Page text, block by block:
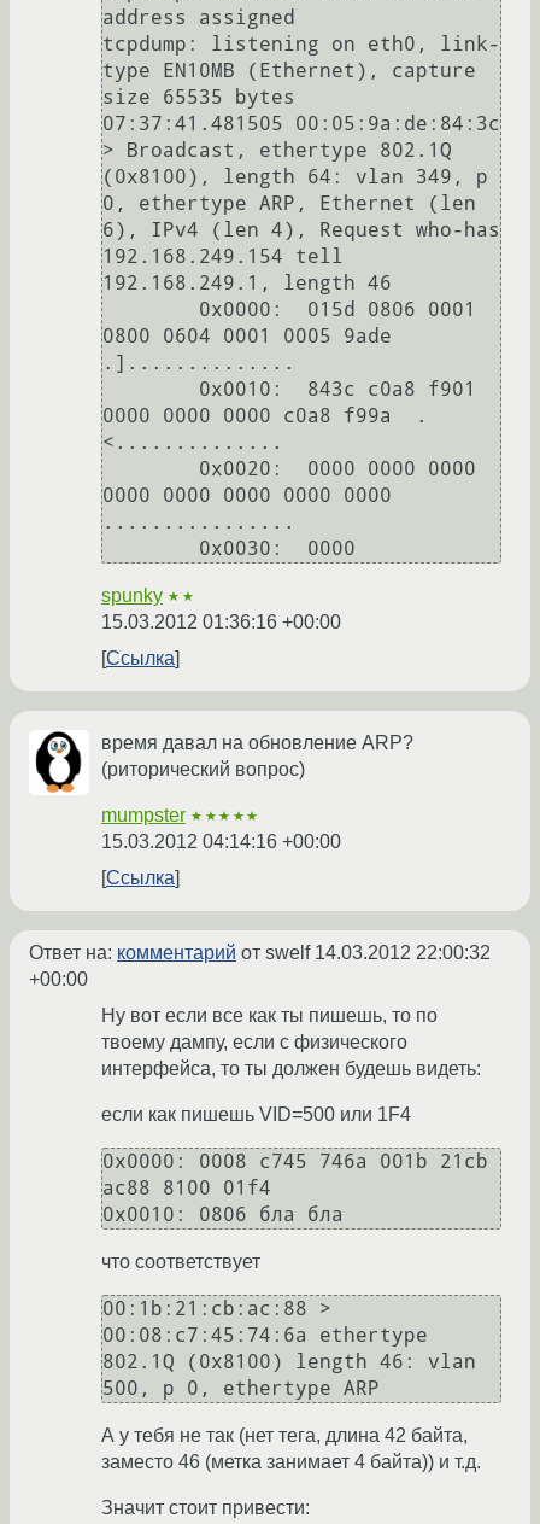
address assigned
tcpdump: listening on eth0, link-
type EN10MB (Ethernet), capture
size 65535 bytes
07:37:41.481505 00:05:9a:de:84:3c
> Broadcast, ethertype 802.1Q
(0x8100), length 64: vlan 349, p
0, ethertype ARP, Ethernet (len
6), IPv4 (len 4), Request who-has
192.168.249.154 tell
192.168.249.1, length 46
0800 0604 0001 0005 9ade
.]..............
0000 0000 0000 c0a8 f99a  .
<..............
0000 0000 0000 0000 0000
................
        0x0030:  0000
spunky ★★
15.03.2012 01:36:16 +00:00
Ссылка
время давал на обновление ARP?
(риторический вопрос)
mumpster ★★★★★
15.03.2012 04:14:16 +00:00
Ссылка
Ответ на: комментарий от swelf 14.03.2012 22:00:32
+00:00
Ну вот если все как ты пишешь, то по
твоему дампу, если с физического
интерфейса, то ты должен будешь видеть:
если как пишешь VID=500 или 1F4
0x0000: 0008 c745 746a 001b 21cb
ac88 8100 01f4
0x0010: 0806 бла бла
что соответствует
00:1b:21:cb:ac:88 >
00:08:c7:45:74:6a ethertype
802.1Q (0x8100) length 46: vlan
500, p 0, ethertype ARP
А у тебя не так (нет тега, длина 42 байта,
заместо 46 (метка занимает 4 байта)) и т.д.
Значит стоит привести: